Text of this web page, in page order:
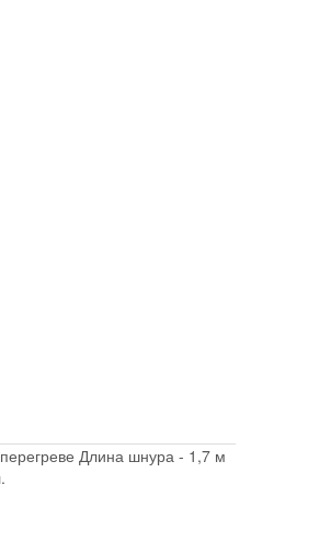
Длина шнура - 1,7 м